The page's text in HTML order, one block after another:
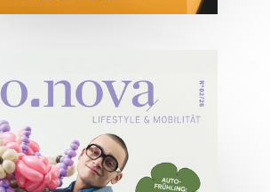
04/2026
April 2026